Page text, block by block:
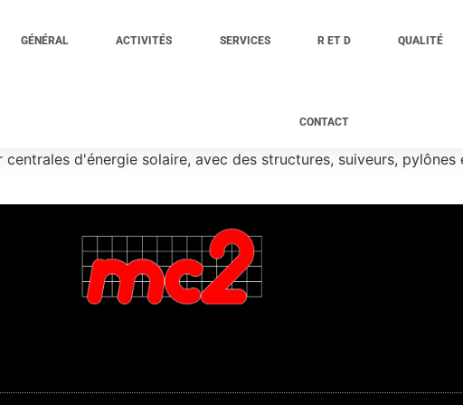
GÉNÉRAL ACTIVITÉS SERVICES R ET D QUALITÉ
CONTACT
centrales d'énergie solaire, avec des structures, suiveurs,